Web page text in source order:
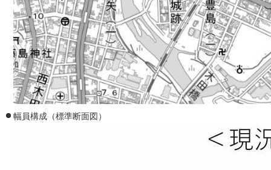
幅員構成（標準断面図）